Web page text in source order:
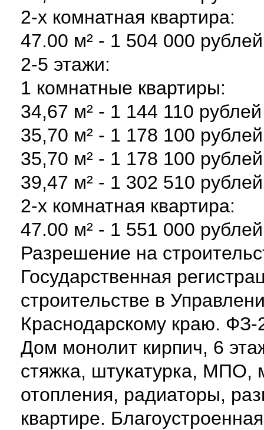
2-х комнатная квартира:
47.00 м² - 1 504 000 рублей
2-5 этажи:
1 комнатные квартиры:
34,67 м² - 1 144 110 рублей
35,70 м² - 1 178 100
35,70 м² - 1 178 100 рублей
39,47 м² - 1 302 510 рублей
2-х комнатная квартира:
47.00 м² - 1 551 000 рублей
Разрешение на
Государственная
строительстве в
Краснодарскому краю. ФЗ-
Дом монолит кирпич, 6
стяжка, штукатурка, МПО,
отопления, радиаторы,
квартире.